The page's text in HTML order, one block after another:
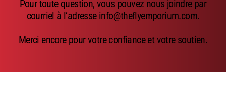
Pour toute question, vous pouvez nous joindre par
courriel à l’adresse info@theflyemporium.com.
Merci encore pour votre confiance et votre soutien.
Emerger